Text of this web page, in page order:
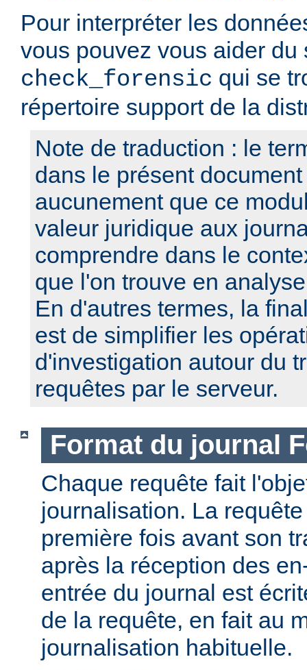
Pour interpréter les
vous pouvez vous aider du
check_forensic qui se
répertoire support de la
Note de traduction : le
dans le présent
aucunement que ce
valeur juridique aux
comprendre dans le
que l'on trouve en
En d'autres termes, la
est de simplifier les
d'investigation autour du
requêtes par le serveur.
Format du journal
Chaque requête fait
journalisation. La
première fois avant son
après la réception des
entrée du journal est
de la requête, en fait au
journalisation habituelle.